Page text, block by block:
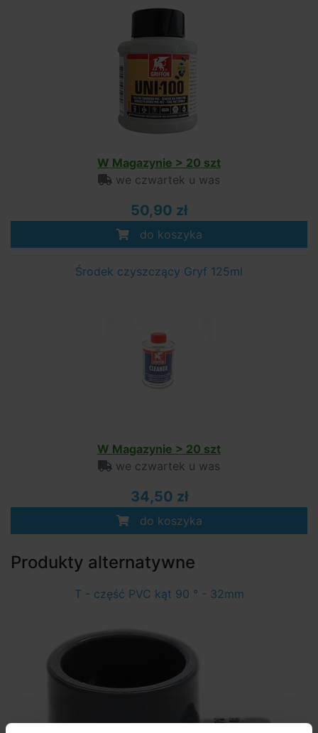
W Magazynie > 20 szt
we czwartek u was
50,90 zł
do koszyka
Środek czyszczący Gryf 125ml
W Magazynie > 20 szt
we czwartek u was
34,50 zł
do koszyka
Produkty alternatywne
T - część PVC kąt 90 ° - 32mm